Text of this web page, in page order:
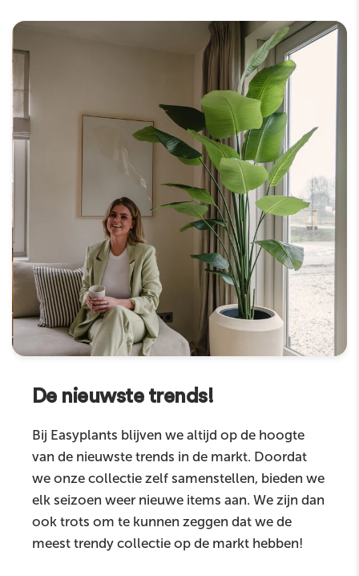
De nieuwste trends!
Bij Easyplants blijven we altijd op de hoogte
van de nieuwste trends in de markt. Doordat
we onze collectie zelf samenstellen, bieden we
elk seizoen weer nieuwe items aan. We zijn dan
ook trots om te kunnen zeggen dat we de
meest trendy collectie op de markt hebben!